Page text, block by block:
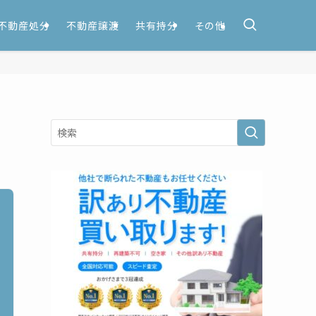
動産処分 不動産譲渡 共有持分 その他